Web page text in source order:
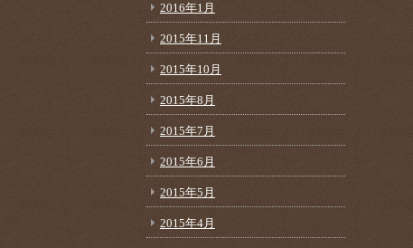
2016年1月
2015年11月
2015年10月
2015年8月
2015年7月
2015年6月
2015年5月
2015年4月